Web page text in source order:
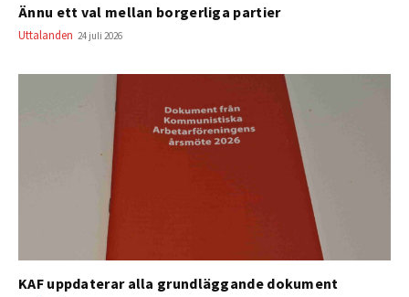
Ännu ett val mellan borgerliga partier
Uttalanden 24 juli 2026
KAF uppdaterar alla grundläggande dokument